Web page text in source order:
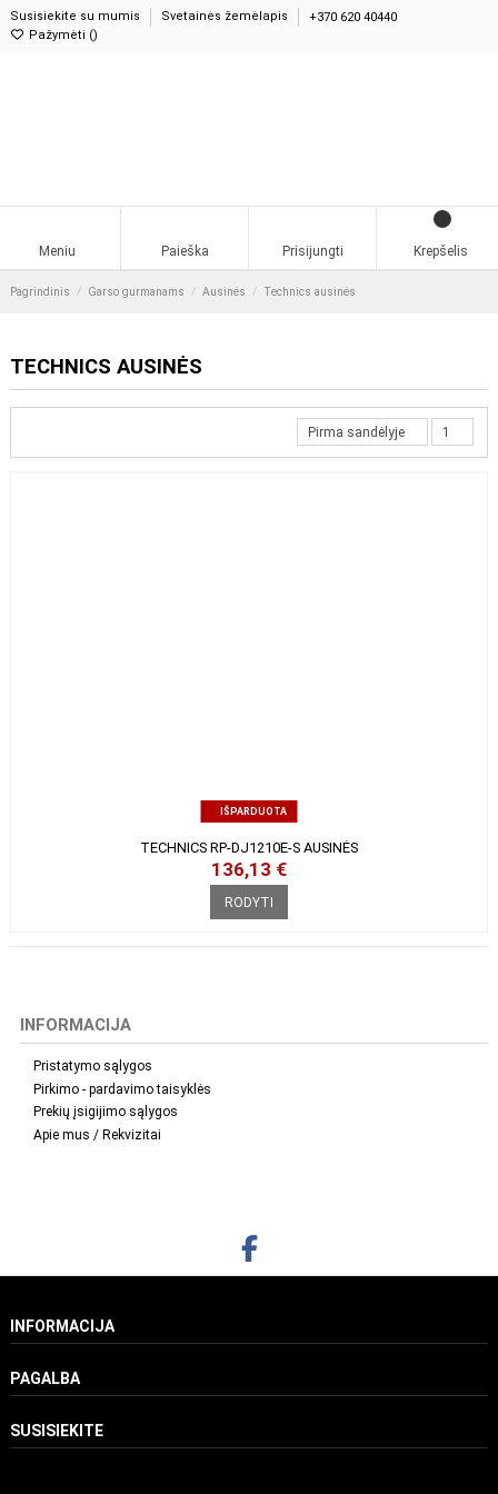
Susisiekite su mumis Svetainės žemėlapis
+370 620 40440
Pažymėti ()
Meniu Paieška Prisijungti Krepšelis
Pagrindinis Garso gurmanams Ausinės Technics ausinės
TECHNICS AUSINĖS
Pirma sandėlyje 1
IŠPARDUOTA
TECHNICS RP-DJ1210E-S AUSINĖS
136,13 €
RODYTI
Gamintojas
Technics 1
INFORMACIJA
Pristatymo sąlygos
Pirkimo - pardavimo taisyklės
Prekių įsigijimo sąlygos
Apie mus / Rekvizitai
INFORMACIJA
PAGALBA
SUSISIEKITE